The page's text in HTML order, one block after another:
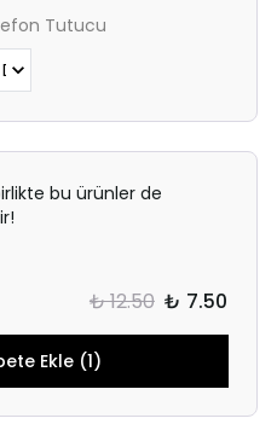
Tutucu
bu ürünler de
₺ 12.50 ₺ 7.50
Ekle (1)